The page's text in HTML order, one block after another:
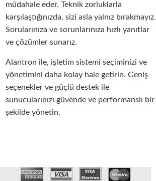
müdahale eder. Teknik zorluklarla
karşılaştığınızda, sizi asla yalnız bırakmayız.
Sorularınıza ve sorunlarınıza hızlı yanıtlar
ve çözümler sunarız.
Alantron ile, işletim sistemi seçiminizi ve
yönetimini daha kolay hale getirin. Geniş
seçenekler ve güçlü destek ile
sunucularınızı güvende ve performanslı bir
şekilde yönetin.